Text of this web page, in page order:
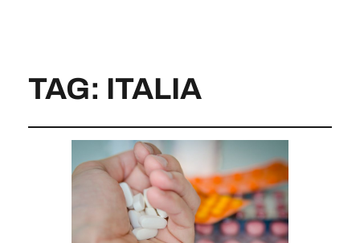
TAG: ITALIA